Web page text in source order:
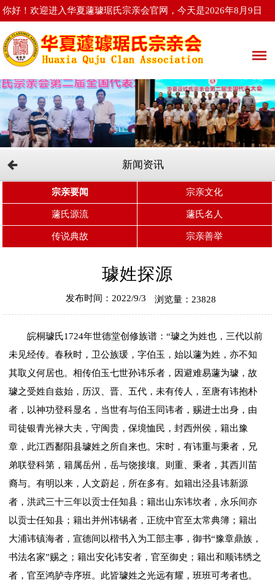
你好！欢迎进入华夏蘧璩琚氏宗亲会官网，今天是2026年8月9日
星期日
新闻资讯
宗亲要闻 宗亲文化
蘧氏源流 蘧氏名人
传说典故 宗亲善举
璩姓探源
发布时间：2022/9/3 浏览量：23828
皖桐璩氏1724年世德堂创修族谱：“璩之为姓也，三代以前
未见经传。春秋时，卫公族瑗，字伯玉，始以蘧为姓，亦不知
其取义何居也。相传伯玉七世孙讳乐者，因避难易蘧为璩，故
璩之受姓自兹始，历汉、晋、五代，未有传人，至唐有讳抱朴
者，以神功登科显名，当世有与伯玉同讳者，赐进士出身，由
司徒银青光禄大夫，守闽贵，保境恤民，封西州侯，籍出豫
章，此江西鄱阳县璩姓之所自来也。宋时，有讳重与秉者，兄
弟联登科第，籍属岳州，岳与饶接壤。则重、秉者，其西川苗
裔与。有明以来，人文蔚起，所在多有。如籍出泾县讳新源
者，洪武三十三年以贡士任知县；籍出山东讳坎者，永乐间亦
以贡士任知县；籍出并州讳锡者，正统中官至太常典簿；籍出
大浦讳镇海者，宣德间以楷书入为工部主事，御书“豫章鼎族，
书法名家”赐之；籍出安化讳安者，官至御史；籍出和顺讳绣之
者，官至鸿胪寺序班。此皆璩姓之光远有耀，班班可考者也。